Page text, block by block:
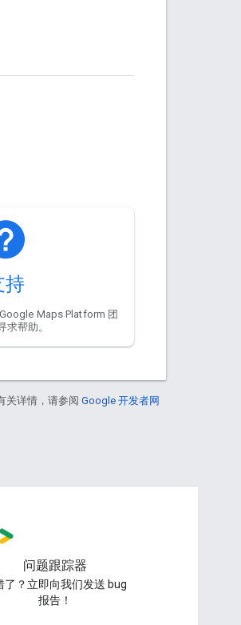
持
Maps Platform 团
求帮助。
关详情，请参阅 Google 开发者网
问题跟踪器
了？立即向我们发送 bug
报告！